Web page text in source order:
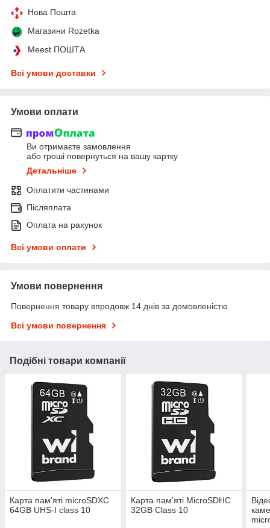
Нова Пошта
Магазини Rozetka
Meest ПОШТА
Всі умови доставки
Умови оплати
Ви отримаєте замовлення
або гроші повернуться на вашу картку
Детальніше
Оплатити частинами
Післяплата
Оплата на рахунок
Всі умови оплати
Умови повернення
Повернення товару впродовж 14 днів за домовленістю
Всі умови повернення
Подібні товари компанії
Карта пам'яті microSDXC
64GB UHS-I class 10
Карта пам'яті MicroSDHC
32GB Class 10